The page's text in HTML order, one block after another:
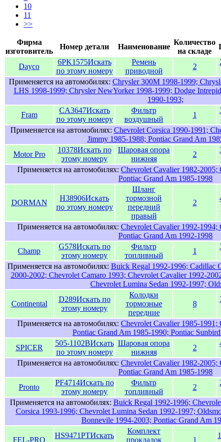
10
11
>>
Фирма
изготовитель
Номер детали Наименование
Количество
на складе
Dayco
6PK1575Искать
по этому номеру
Ремень
приводной
2
Применяется на автомобилях: Chrysler 300M 1998-1999;
LHS 1998-1999; Chrysler NewYorker 1998-1999; Dodge
1990-1993;
Fram
CA3647Искать
по этому номеру
Фильтр
воздушный
1
Применяется на автомобилях: Chevrolet Corsica 1990-1991;
Jimmy 1985-1988; Pontiac Grand Am
Motor Pro
10378Искать по
этому номеру
Шаровая опора
нижняя
2
Применяется на автомобилях: Chevrolet Cavalier 1982-2005;
Pontiac Grand Am 1985-1998
DORMAN
H38906Искать
по этому номеру
Шланг
тормозной
передний
правый
2
Применяется на автомобилях: Chevrolet Cavalier 1992-1994;
Pontiac Grand Am 1992-1998
Champ
G578Искать по
этому номеру
Фильтр
топливный
1
Применяется на автомобилях: Buick Regal 1992-1996; Cadillac
2000-2002; Chevrolet Camaro 1993; Chevrolet Cavalier 1992-
Chevrolet Lumina Sedan 1992-1997;
Continental
D289Искать по
этому номеру
Колодки
тормозные
передние
8
Применяется на автомобилях: Chevrolet Cavalier 1985-1991;
Pontiac Grand Am 1985-1990; Pontiac
SPICER
505-1102BИскать
по этому номеру
Шаровая опора
нижняя
2
Применяется на автомобилях: Chevrolet Cavalier 1982-2005;
Pontiac Grand Am 1985-1998
Pronto
PF4714Искать по
этому номеру
Фильтр
топливный
2
Применяется на автомобилях: Buick Regal 1992-1996;
Corsica 1993-1996; Chevrolet Lumina Sedan 1992-1997;
Bonnevile 1994-2003; Pontiac Grand Am
FEL-PRO
HS9471PTИскать
Комплект
прокладок
1